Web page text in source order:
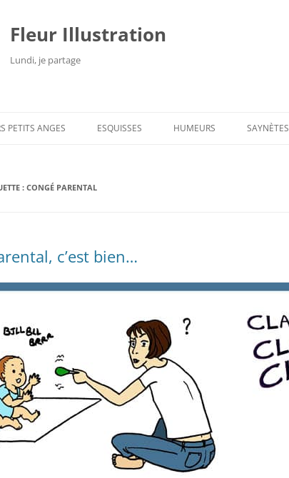
Fleur Illustration
Lundi, je partage
PETITS ANGES ESQUISSES HUMEURS SAYNÈTES
:CONGÉ PARENTAL
c’est bien…